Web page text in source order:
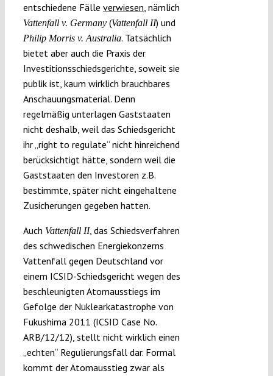
entschiedene Fälle verwiesen, nämlich
Vattenfall v. Germany (Vattenfall II) und
Philip Morris v. Australia. Tatsächlich
bietet aber auch die Praxis der
Investitionsschiedsgerichte, soweit sie
publik ist, kaum wirklich brauchbares
Anschauungsmaterial. Denn
regelmäßig unterlagen Gaststaaten
nicht deshalb, weil das Schiedsgericht
ihr „right to regulate“ nicht hinreichend
berücksichtigt hätte, sondern weil die
Gaststaaten den Investoren z.B.
bestimmte, später nicht eingehaltene
Zusicherungen gegeben hatten.
Auch Vattenfall II, das Schiedsverfahren
des schwedischen Energiekonzerns
Vattenfall gegen Deutschland vor
einem ICSID-Schiedsgericht wegen des
beschleunigten Atomausstiegs im
Gefolge der Nuklearkatastrophe von
Fukushima 2011 (ICSID Case No.
ARB/12/12), stellt nicht wirklich einen
„echten“ Regulierungsfall dar. Formal
kommt der Atomausstieg zwar als